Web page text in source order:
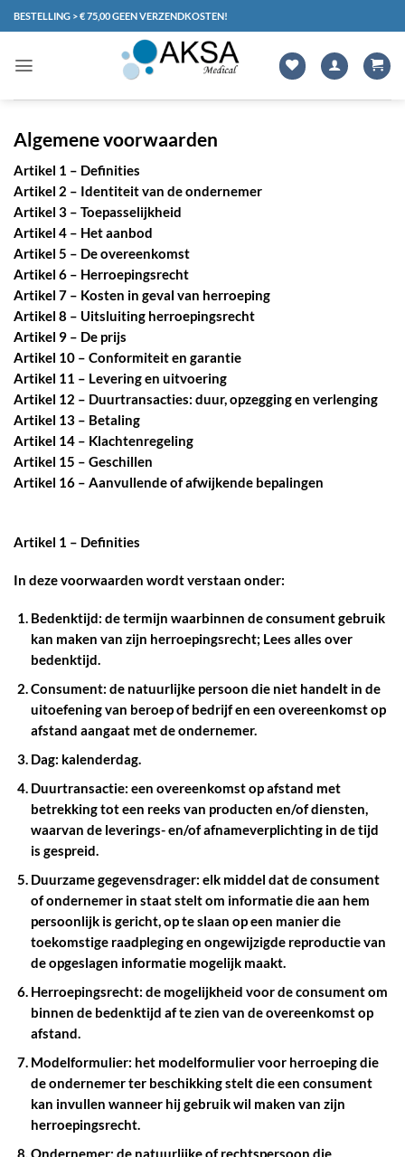
Ga
naar
BESTELLING > € 75,00 GEEN VERZENDKOSTEN!
Algemene voorwaarden
Artikel 1 – Definities
Artikel 2 – Identiteit van de ondernemer
Artikel 3 – Toepasselijkheid
Artikel 4 – Het aanbod
Artikel 5 – De overeenkomst
Artikel 6 – Herroepingsrecht
Artikel 7 – Kosten in geval van herroeping
Artikel 8 – Uitsluiting herroepingsrecht
Artikel 9 – De prijs
Artikel 10 – Conformiteit en garantie
Artikel 11 – Levering en uitvoering
Artikel 12 – Duurtransacties: duur, opzegging en verlenging
Artikel 13 – Betaling
Artikel 14 – Klachtenregeling
Artikel 15 – Geschillen
Artikel 16 – Aanvullende of afwijkende bepalingen
Artikel 1 – Definities
In deze voorwaarden wordt verstaan onder:
Bedenktijd:de termijn waarbinnen de consument gebruik
kan maken van zijn herroepingsrecht; Leesalles over
bedenktijd.
Consument:de natuurlijke persoon die niet handelt in de
uitoefening van beroep of bedrijf en een overeenkomst op
afstand aangaat met de ondernemer.
Dag: kalenderdag.
Duurtransactie:een overeenkomst op afstand met
betrekking tot een reeks van producten en/of diensten,
waarvan de leverings- en/of afnameverplichting in de tijd
is gespreid.
Duurzame gegevensdrager:elk middel dat de consument
of ondernemer in staat stelt om informatie die aan hem
persoonlijk is gericht, op te slaan op een manier die
toekomstige raadpleging en ongewijzigde reproductie van
de opgeslagen informatie mogelijk maakt.
Herroepingsrecht:de mogelijkheid voor de consument om
binnen de bedenktijd af te zien van de overeenkomst op
afstand.
Modelformulier: het modelformulier voor herroeping die
de ondernemer ter beschikking stelt die een consument
kan invullen wanneer hij gebruik wil maken van zijn
herroepingsrecht.
Ondernemer:de natuurlijke of rechtspersoon die